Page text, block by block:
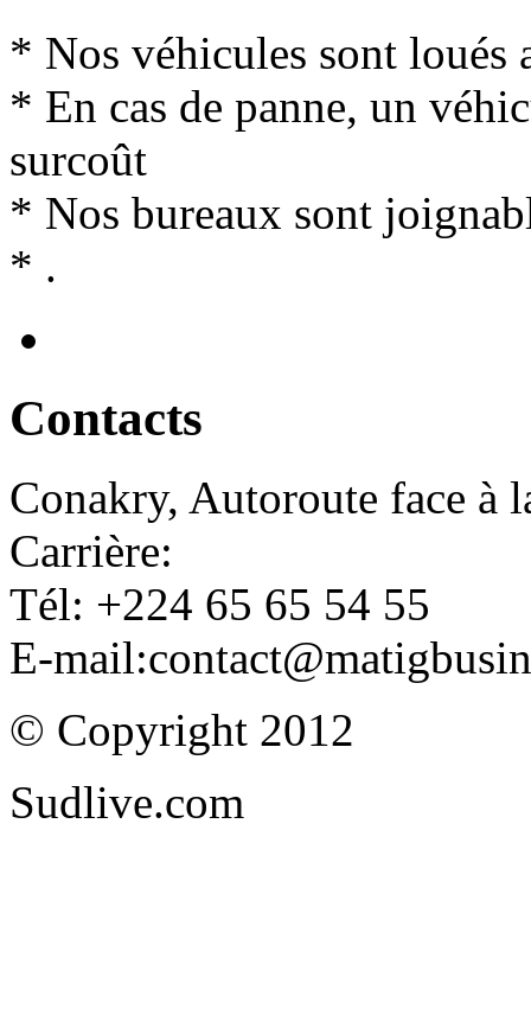
* Nos véhicules sont loués
* En cas de panne, un
surcoût
* Nos bureaux sont
* .
Contacts
Conakry, Autoroute face à
Carrière:
Tél: +224 65 65 54 55
E-
© Copyright 2012
Sudlive.com